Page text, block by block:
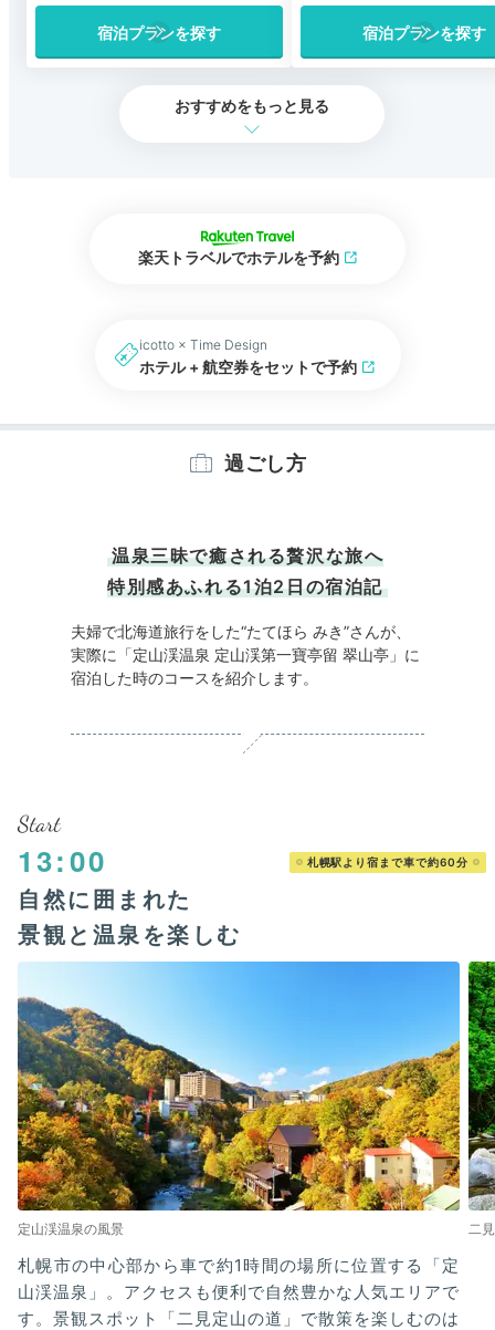
宿泊プランを探す 宿泊プランを探す
おすすめをもっと見る
楽天トラベルでホテルを予約
icotto × Time Design
ホテル + 航空券をセットで予約
過ごし方
温泉三昧で癒される贅沢な旅へ
特別感あふれる1泊2日の宿泊記
夫婦で北海道旅行をした“たてほら みき️”さんが、
実際に「定山渓温泉 定山渓第一寶亭留 翠山亭」に
宿泊した時のコースを紹介します。
Start
13:00 札幌駅より宿まで車で約60分
自然に囲まれた
景観と温泉を楽しむ
定山渓温泉の風景 二
札幌市の中心部から車で約1時間の場所に位置する「定
山渓温泉」。アクセスも便利で自然豊かな人気エリアで
す。景観スポット「二見定山の道」で散策を楽しむのは